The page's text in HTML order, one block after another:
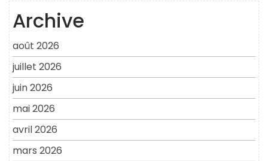
Archive
août 2026
juillet 2026
juin 2026
mai 2026
avril 2026
mars 2026